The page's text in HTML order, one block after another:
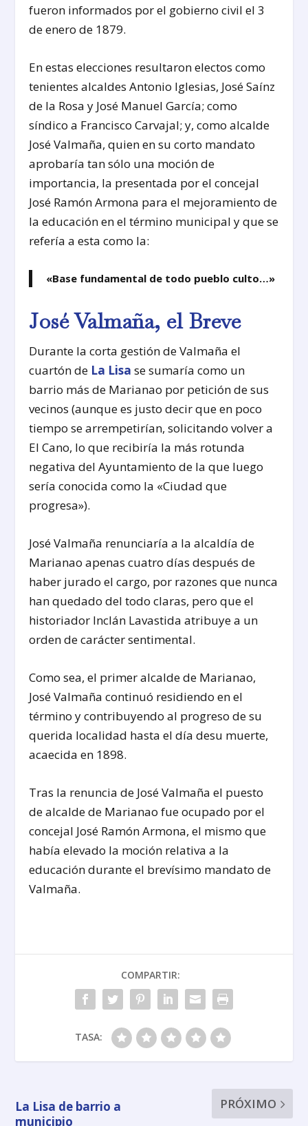
fueron informados por el gobierno civil el 3
de enero de 1879.
En estas elecciones resultaron electos como
tenientes alcaldes Antonio Iglesias, José Saínz
de la Rosa y José Manuel García; como
síndico a Francisco Carvajal; y, como alcalde
José Valmaña, quien en su corto mandato
aprobaría tan sólo una moción de
importancia, la presentada por el concejal
José Ramón Armona para el mejoramiento de
la educación en el término municipal y que se
refería a esta como la:
«Base fundamental de todo pueblo culto…»
José Valmaña, el Breve
Durante la corta gestión de Valmaña el
cuartón de La Lisa se sumaría como un
barrio más de Marianao por petición de sus
vecinos (aunque es justo decir que en poco
tiempo se arrempetirían, solicitando volver a
El Cano, lo que recibiría la más rotunda
negativa del Ayuntamiento de la que luego
sería conocida como la «Ciudad que
progresa»).
José Valmaña renunciaría a la alcaldía de
Marianao apenas cuatro días después de
haber jurado el cargo, por razones que nunca
han quedado del todo claras, pero que el
historiador Inclán Lavastida atribuye a un
orden de carácter sentimental.
Como sea, el primer alcalde de Marianao,
José Valmaña continuó residiendo en el
término y contribuyendo al progreso de su
querida localidad hasta el día desu muerte,
acaecida en 1898.
Tras la renuncia de José Valmaña el puesto
de alcalde de Marianao fue ocupado por el
concejal José Ramón Armona, el mismo que
había elevado la moción relativa a la
educación durante el brevísimo mandato de
Valmaña.
COMPARTIR:
TASA:
La Lisa de barrio a
municipio
PRÓXIMO